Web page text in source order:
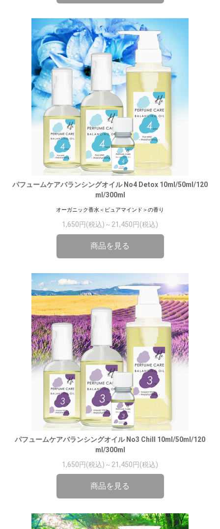
パフュームケアバランシングオイル No4 Detox 10ml/50ml/120
ml/300ml
オーガニック香水＜ピュアマインド＞の香り
1,650円(税込)～21,450円(税込)
商品を見る
パフュームケアバランシングオイル No3 Chill 10ml/50ml/120
ml/300ml
1,650円(税込)～21,450円(税込)
商品を見る